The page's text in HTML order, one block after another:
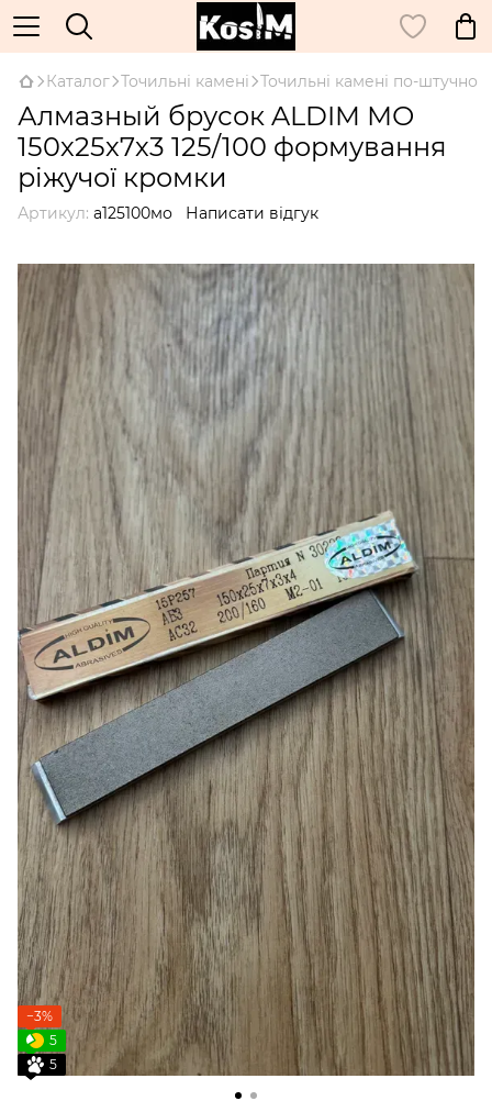
Каталог Точильні камені Точильні камені по-штучно
Алмазный брусок ALDIM МО
150х25х7х3 125/100 формування
ріжучої кромки
Артикул: а125100мо Написати відгук
−3%
5
5